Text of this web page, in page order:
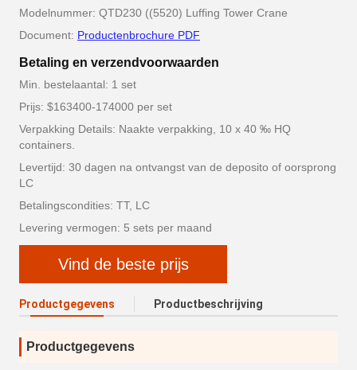
Modelnummer: QTD230 ((5520) Luffing Tower Crane
Document: Productenbrochure PDF
Betaling en verzendvoorwaarden
Min. bestelaantal: 1 set
Prijs: $163400-174000 per set
Verpakking Details: Naakte verpakking, 10 x 40 ‰ HQ
containers.
Levertijd: 30 dagen na ontvangst van de deposito of oorsprong
LC
Betalingscondities: TT, LC
Levering vermogen: 5 sets per maand
Vind de beste prijs
Productgegevens Productbeschrijving
Productgegevens